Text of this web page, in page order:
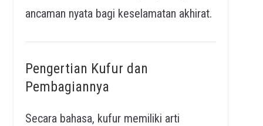
ancaman nyata bagi keselamatan akhirat.
Pengertian Kufur dan
Pembagiannya
Secara bahasa, kufur memiliki arti